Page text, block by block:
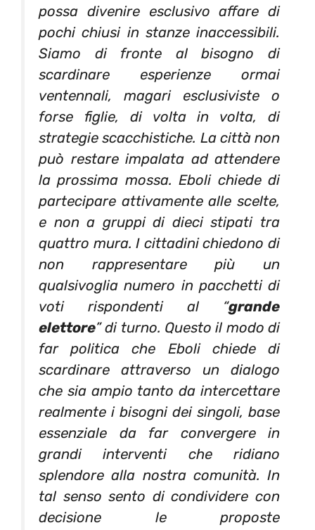
possa divenire esclusivo affare di
pochi chiusi in stanze inaccessibili.
Siamo di fronte al bisogno di
scardinare esperienze ormai
ventennali, magari esclusiviste o
forse figlie, di volta in volta, di
strategie scacchistiche. La città non
può restare impalata ad attendere
la prossima mossa. Eboli chiede di
partecipare attivamente alle scelte,
e non a gruppi di dieci stipati tra
quattro mura. I cittadini chiedono di
non rappresentare più un
qualsivoglia numero in pacchetti di
voti rispondenti al “grande
elettore” di turno. Questo il modo di
far politica che Eboli chiede di
scardinare attraverso un dialogo
che sia ampio tanto da intercettare
realmente i bisogni dei singoli, base
essenziale da far convergere in
grandi interventi che ridiano
splendore alla nostra comunità. In
tal senso sento di condividere con
decisione le proposte